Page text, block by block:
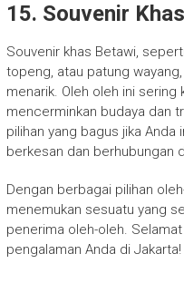
15. Souvenir
Souvenir khas Betawi,
topeng, atau patung
menarik. Oleh oleh ini
mencerminkan budaya dan
pilihan yang bagus jika
berkesan dan berhubungan
Dengan berbagai pilihan
menemukan sesuatu yang
penerima oleh-oleh.
pengalaman Anda di Jakarta!